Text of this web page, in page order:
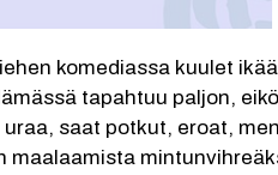
komediassa kuulet
tapahtuu paljon,
saat potkut, eroat,
maalaamista